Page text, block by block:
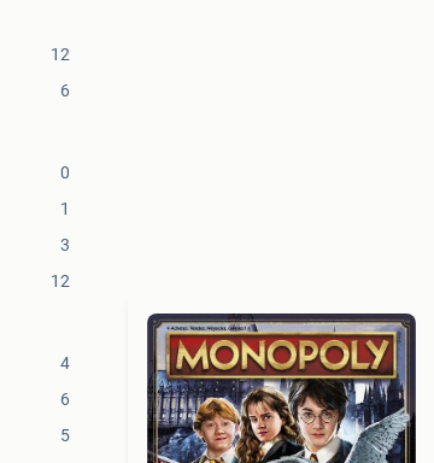
12
6
0
1
3
12
4
6
5